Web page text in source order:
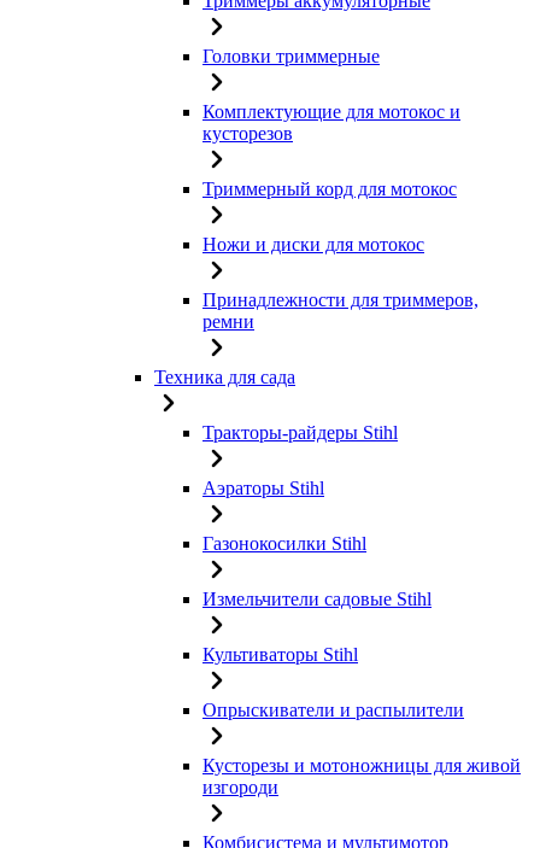
Головки триммерные
Комплектующие для мотокос и
кусторезов
Триммерный корд для мотокос
Ножи и диски для мотокос
Принадлежности для триммеров,
ремни
Техника для сада
Тракторы-райдеры Stihl
Аэраторы Stihl
Газонокосилки Stihl
Измельчители садовые Stihl
Культиваторы Stihl
Опрыскиватели и распылители
Кусторезы и мотоножницы для живой
изгороди
Комбисистема и мультимотор